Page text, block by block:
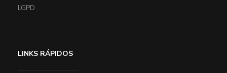
LGPD
LINKS RÁPIDOS